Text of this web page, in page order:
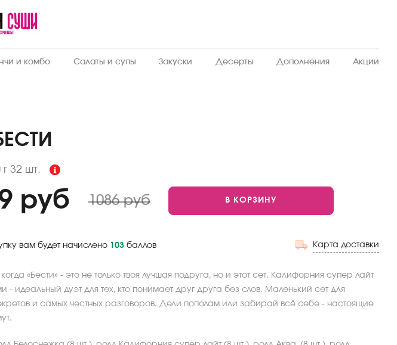
и комбо Салаты и супы Закуски Десерты Дополнения Акции
32 шт.
г
руб 1086 руб В КОРЗИНУ
вам будет начислено 103 баллов Карта доставки
когда «Бести» - это не только твоя лучшая подруга, но и этот сет. Калифорния супер лайт
- идеальный дуэт для тех, кто понимает друг друга без слов. Маленький сет для
и самых честных разговоров. Дели пополам или забирай всё себе - настоящие